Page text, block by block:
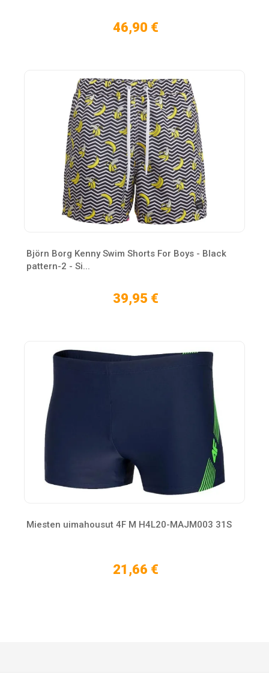
46,90 €
Björn Borg Kenny Swim Shorts For Boys - Black
pattern-2 - Si...
39,95 €
Miesten uimahousut 4F M H4L20-MAJM003 31S
21,66 €